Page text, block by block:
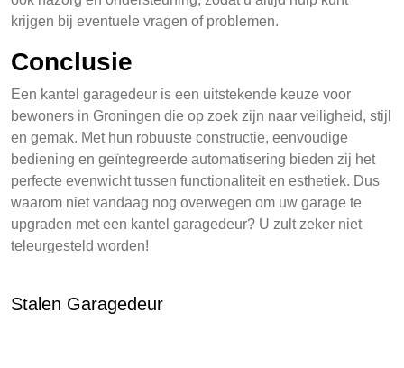
krijgen bij eventuele vragen of problemen.
Conclusie
Een kantel garagedeur is een uitstekende keuze voor
bewoners in Groningen die op zoek zijn naar veiligheid, stijl
en gemak. Met hun robuuste constructie, eenvoudige
bediening en geïntegreerde automatisering bieden zij het
perfecte evenwicht tussen functionaliteit en esthetiek. Dus
waarom niet vandaag nog overwegen om uw garage te
upgraden met een kantel garagedeur? U zult zeker niet
teleurgesteld worden!
Stalen Garagedeur